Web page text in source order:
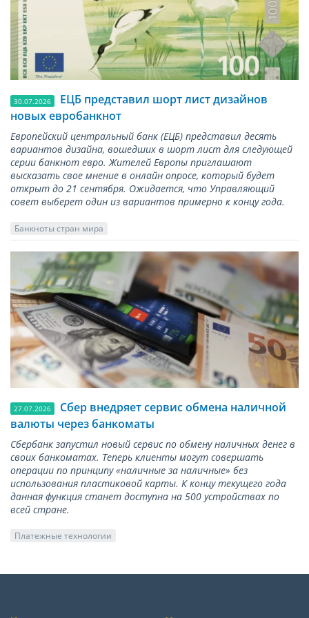
30.07.2026
ЕЦБ представил шорт лист дизайнов
новых евробанкнот
Европейский центральный банк (ЕЦБ) представил десять
вариантов дизайна, вошедших в шорт лист для следующей
серии банкнот евро. Жителей Европы приглашают
высказать свое мнение в онлайн опросе, который будет
открыт до 21 сентября. Ожидается, что Управляющий
совет выберет один из вариантов примерно к концу года.
Банкноты стран мира
27.07.2026
Сбер внедряет сервис обмена наличной
валюты через банкоматы
Сбербанк запустил новый сервис по обмену наличных денег в
своих банкоматах. Теперь клиенты могут совершать
операции по принципу «наличные за наличные» без
использования пластиковой карты. К концу текущего года
данная функция станет доступна на 500 устройствах по
всей стране.
Платежные технологии